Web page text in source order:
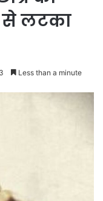
लटका
3 Less than a minute